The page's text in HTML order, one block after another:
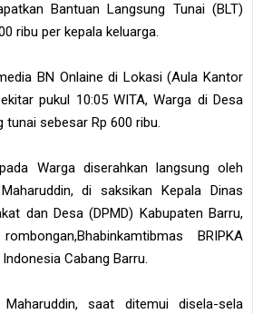
Bantuan Langsung Tunai (BLT)
ribu per kepala keluarga.
BN Onlaine di Lokasi (Aula Kantor
pukul 10:05 WITA, Warga di Desa
sebesar Rp 600 ribu.
Warga diserahkan langsung oleh
di saksikan Kepala Dinas
dan Desa (DPMD) Kabupaten Barru,
BRIPKA
Cabang Barru.
saat ditemui disela-sela